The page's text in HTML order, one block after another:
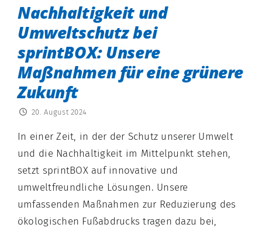
Nachhaltigkeit und
Umweltschutz bei
sprintBOX: Unsere
Maßnahmen für eine grünere
Zukunft
20. August 2024
In einer Zeit, in der der Schutz unserer Umwelt
und die Nachhaltigkeit im Mittelpunkt stehen,
setzt sprintBOX auf innovative und
umweltfreundliche Lösungen. Unsere
umfassenden Maßnahmen zur Reduzierung des
ökologischen Fußabdrucks tragen dazu bei,